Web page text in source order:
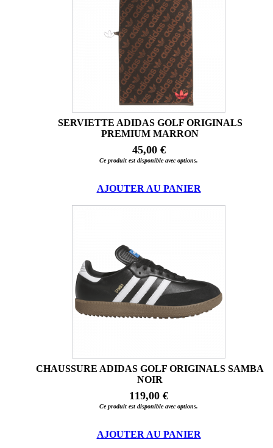
SERVIETTE ADIDAS GOLF ORIGINALS
PREMIUM MARRON
45,00 €
Ce produit est disponible avec options.
AJOUTER AU PANIER
CHAUSSURE ADIDAS GOLF ORIGINALS SAMBA
NOIR
119,00 €
Ce produit est disponible avec options.
AJOUTER AU PANIER